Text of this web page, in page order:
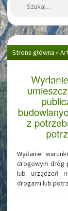
Szukaj:
Strona główna »
warunków
z
Wydanie
drogowym dróg
lub urządzeń
drogami lub